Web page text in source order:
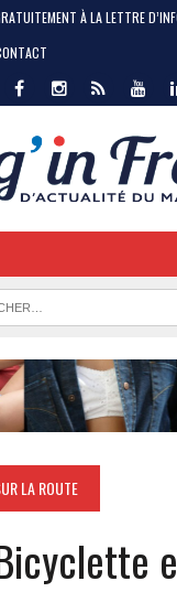
À LA LETTRE
LA ROUTE